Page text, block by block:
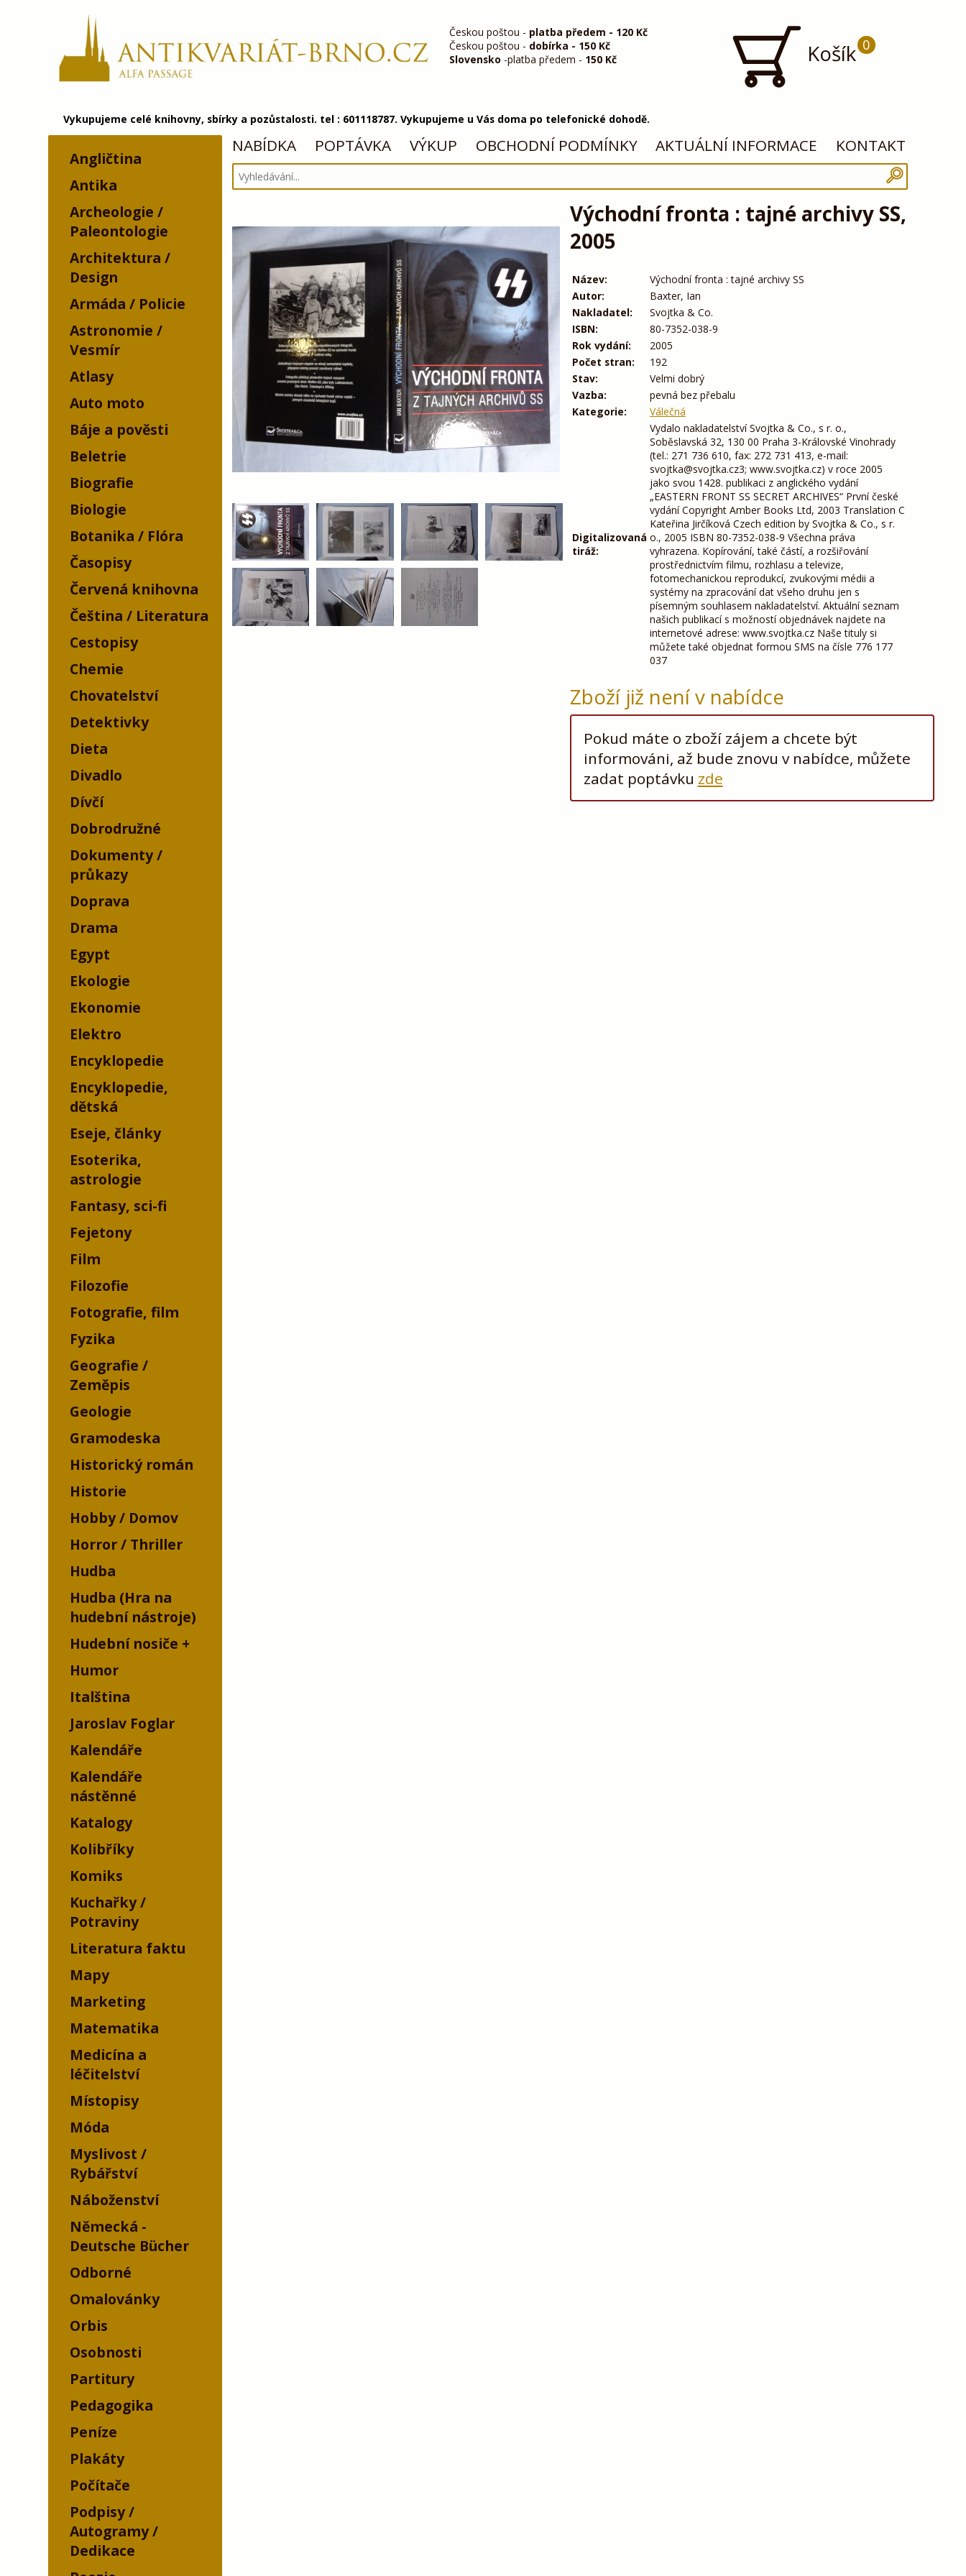
Českou poštou - platba předem - 120 Kč
Českou poštou - dobírka - 150 Kč
Slovensko -platba předem - 150 Kč Košík 0
Vykupujeme celé knihovny, sbírky a pozůstalosti. tel : 601118787. Vykupujeme u Vás doma po telefonické dohodě.
Angličtina
Antika
Archeologie /
Paleontologie
Architektura /
Design
Armáda / Policie
Astronomie /
Vesmír
Atlasy
Auto moto
Báje a pověsti
Beletrie
Biografie
Biologie
Botanika / Flóra
Časopisy
Červená knihovna
Čeština / Literatura
Cestopisy
Chemie
Chovatelství
Detektivky
Dieta
Divadlo
Dívčí
Dobrodružné
Dokumenty /
průkazy
Doprava
Drama
Egypt
Ekologie
Ekonomie
Elektro
Encyklopedie
Encyklopedie,
dětská
Eseje, články
Esoterika,
astrologie
Fantasy, sci-fi
Fejetony
Film
Filozofie
Fotografie, film
Fyzika
Geografie /
Zeměpis
Geologie
Gramodeska
Historický román
Historie
Hobby / Domov
Horror / Thriller
Hudba
Hudba (Hra na
hudební nástroje)
Hudební nosiče
Humor
Italština
Jaroslav Foglar
Kalendáře
Kalendáře
nástěnné
Katalogy
Kolibříky
Komiks
Kuchařky /
Potraviny
Literatura faktu
Mapy
Marketing
Matematika
Medicína a
léčitelství
Místopisy
Móda
Myslivost /
Rybářství
Náboženství
Německá -
Deutsche Bücher
Odborné
Omalovánky
Orbis
Osobnosti
Partitury
Pedagogika
Peníze
Plakáty
Počítače
Podpisy /
Autogramy /
Dedikace
NABÍDKA POPTÁVKA VÝKUP OBCHODNÍ PODMÍNKY AKTUÁLNÍ INFORMACE KONTAKT
Východní fronta : tajné archivy SS,
2005
Název:
Východní fronta : tajné archivy SS
Autor:
Baxter, Ian
Nakladatel:
Svojtka & Co.
ISBN:
80-7352-038-9
Rok vydání:
2005
Počet stran:
192
Stav:
Velmi dobrý
Vazba:
pevná bez přebalu
Kategorie:
Válečná
Digitalizovaná
tiráž:
Vydalo nakladatelství Svojtka & Co., s r. o.,
Soběslavská 32, 130 00 Praha 3-Královské Vinohrady
(tel.: 271 736 610, fax: 272 731 413, e-mail:
svojtka@svojtka.cz3; www.svojtka.cz) v roce 2005
jako svou 1428. publikaci z anglického vydání
„EASTERN FRONT SS SECRET ARCHIVES“ První české
vydání Copyright Amber Books Ltd, 2003 Translation C
Kateřina Jirčíková Czech edition by Svojtka & Co., s r.
o., 2005 ISBN 80-7352-038-9 Všechna práva
vyhrazena. Kopírování, také částí, a rozšiřování
prostřednictvím filmu, rozhlasu a televize,
fotomechanickou reprodukcí, zvukovými médii a
systémy na zpracování dat všeho druhu jen s
písemným souhlasem nakladatelství. Aktuální seznam
našich publikací s možností objednávek najdete na
internetové adrese: www.svojtka.cz Naše tituly si
můžete také objednat formou SMS na čísle 776 177
037
Zboží již není v nabídce
Pokud máte o zboží zájem a chcete být
informováni, až bude znovu v nabídce, můžete
zadat poptávku zde